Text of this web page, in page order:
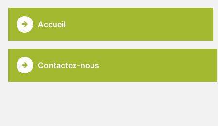
Accueil
Contactez-nous